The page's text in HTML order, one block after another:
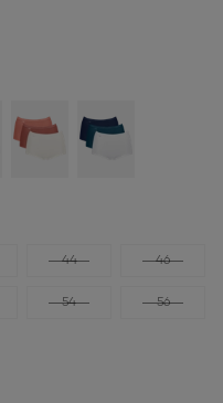
44 46
54 56